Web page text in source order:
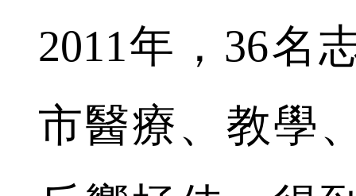
2011年，36名
市醫療、教學